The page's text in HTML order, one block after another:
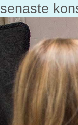
senaste